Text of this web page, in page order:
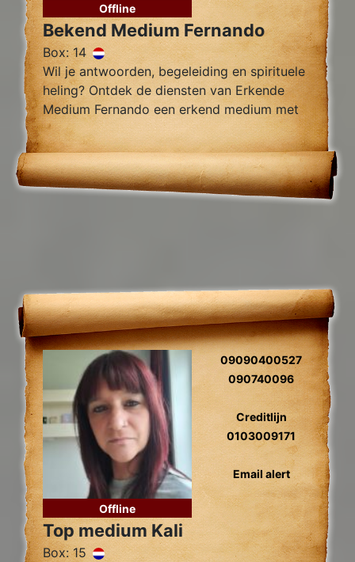
Offline
Bekend Medium Fernando
Box: 14
Wil je antwoorden, begeleiding en spirituele
heling? Ontdek de diensten van Erkende
Medium Fernando een erkend medium met
jarenlange ervaring, gespecialiseert jn
verwijderen van black magic en van
blokades.
Offline
09090400527
090740096
Creditlijn
0103009171
Email alert
Top medium Kali
Box: 15